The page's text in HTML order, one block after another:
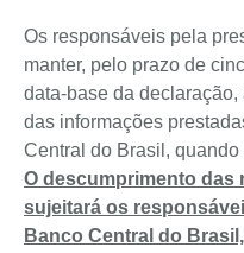
Os responsáveis pela
manter, pelo prazo de
data-base da
das informações
Central do Brasil, quando
O descumprimento das
sujeitará os
Banco Central do